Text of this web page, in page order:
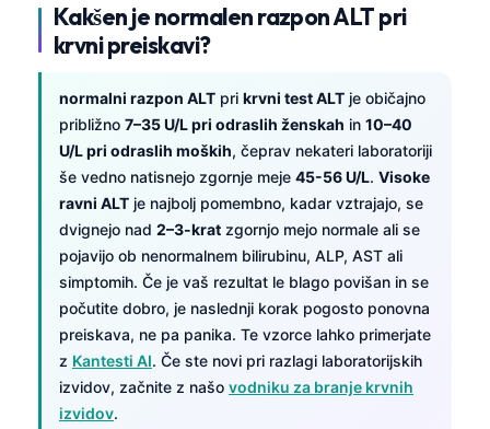
Kakšen je normalen razpon ALT pri
krvni preiskavi?
normalni razpon ALT pri krvni test ALT je običajno
približno 7–35 U/L pri odraslih ženskah in 10–40
U/L pri odraslih moških, čeprav nekateri laboratoriji
še vedno natisnejo zgornje meje 45-56 U/L. Visoke
ravni ALT je najbolj pomembno, kadar vztrajajo, se
dvignejo nad 2–3-krat zgornjo mejo normale ali se
pojavijo ob nenormalnem bilirubinu, ALP, AST ali
simptomih. Če je vaš rezultat le blago povišan in se
počutite dobro, je naslednji korak pogosto ponovna
preiskava, ne pa panika. Te vzorce lahko primerjate
z Kantesti AI. Če ste novi pri razlagi laboratorijskih
izvidov, začnite z našo vodniku za branje krvnih
izvidov.